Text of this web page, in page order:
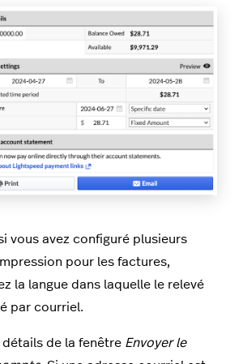
vous avez configuré plusieurs
pour les factures,
la langue dans laquelle le relevé
par courriel.
détails de la fenêtre Envoyer le